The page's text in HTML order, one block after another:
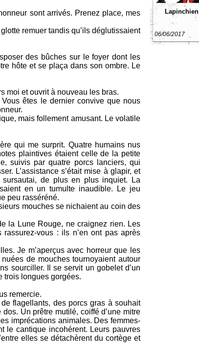
Lapinchien
06/06/2017
sont arrivés. Prenez place, mes
remuer tandis qu’ils déglutissaient
des bûches sur le foyer dont les
hôte et se plaça dans son ombre. Le
moi et ouvrit à nouveau les bras.
êtes le dernier convive que nous
mais follement amusant. Le volatile
qui me surprit. Quatre humains nus
plaintives étaient celle de la petite
suivis par quatre porcs lanciers, qui
L’assistance s’était mise à glapir, et
de plus en plus inquiet. La
en un tumulte inaudible. Le jeu
peu rasséréné.
mouches se nichaient au coin des
la Lune Rouge, ne craignez rien. Les
vous : ils n’en ont pas après
Je m’aperçus avec horreur que les
de mouches tournoyaient autour
sourciller. Il se servit un gobelet d’un
trois longues gorgées.
remercie.
flagellants, des porcs gras à souhait
Un prêtre mutilé, coiffé d’une mitre
imprécations animales. Des femmes-
le cantique incohérent. Leurs pauvres
elles se détachèrent du cortège et